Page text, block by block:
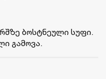
ბოსტნეული სუფი.
გამოვა.